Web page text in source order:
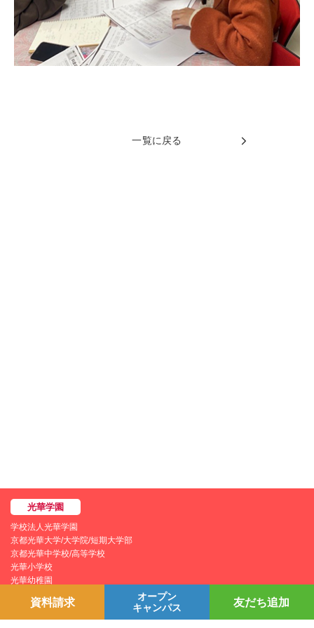
一覧に戻る
学校法人光華学園
京都光華大学/大学院/短期大学部
京都光華中学校/高等学校
光華小学校
光華幼稚園
資料請求
オープン
キャンパス
友だち追加